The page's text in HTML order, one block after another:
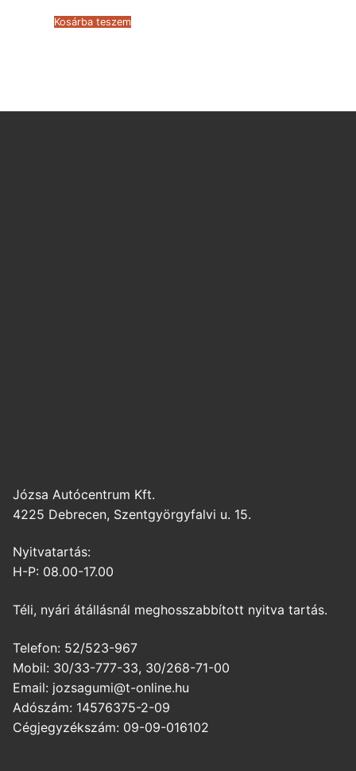
62.649 Ft.
Kosárba teszem
Józsa Autócentrum Kft.
4225 Debrecen, Szentgyörgyfalvi u. 15.
Nyitvatartás:
H-P: 08.00-17.00
Téli, nyári átállásnál meghosszabbított nyitva tartás.
Telefon: 52/523-967
Mobil: 30/33-777-33, 30/268-71-00
Email: jozsagumi@t-online.hu
Adószám: 14576375-2-09
Cégjegyzékszám: 09-09-016102